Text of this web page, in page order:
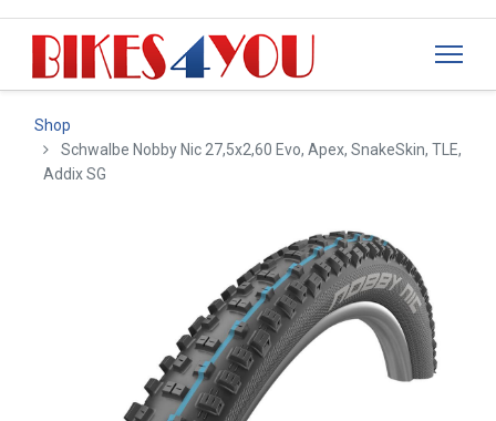
Shop
Schwalbe Nobby Nic 27,5x2,60 Evo, Apex, SnakeSkin, TLE,
Addix SG